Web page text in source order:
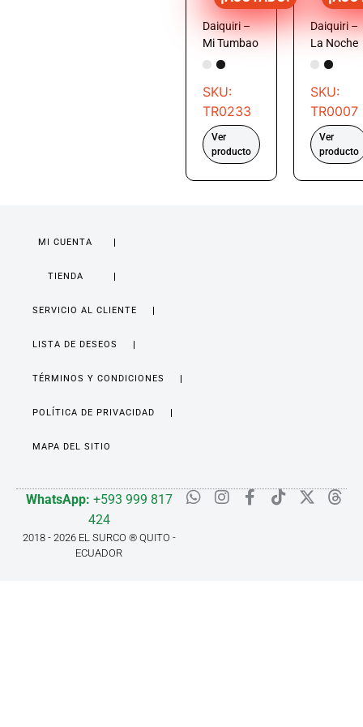
Daiquiri –
Mi Tumbao
SKU:
TR0233
Ver
producto
Daiquiri –
La Noche
SKU:
TR0007
Ver
producto
MI CUENTA
TIENDA
SERVICIO AL CLIENTE
LISTA DE DESEOS
TÉRMINOS Y CONDICIONES
POLÍTICA DE PRIVACIDAD
MAPA DEL SITIO
WhatsApp: +593 999 817
424
2018 - 2026 EL SURCO ® QUITO -
ECUADOR